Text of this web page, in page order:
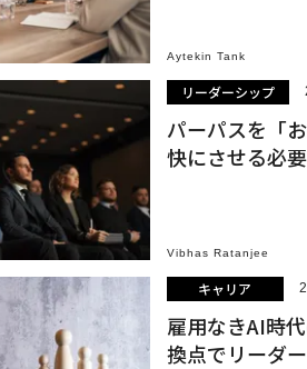
Aytekin Tank
リーダーシップ
パーパスを「
快にさせる必
Vibhas Ratanjee
キャリア
雇用なきAI時
換点でリーダ